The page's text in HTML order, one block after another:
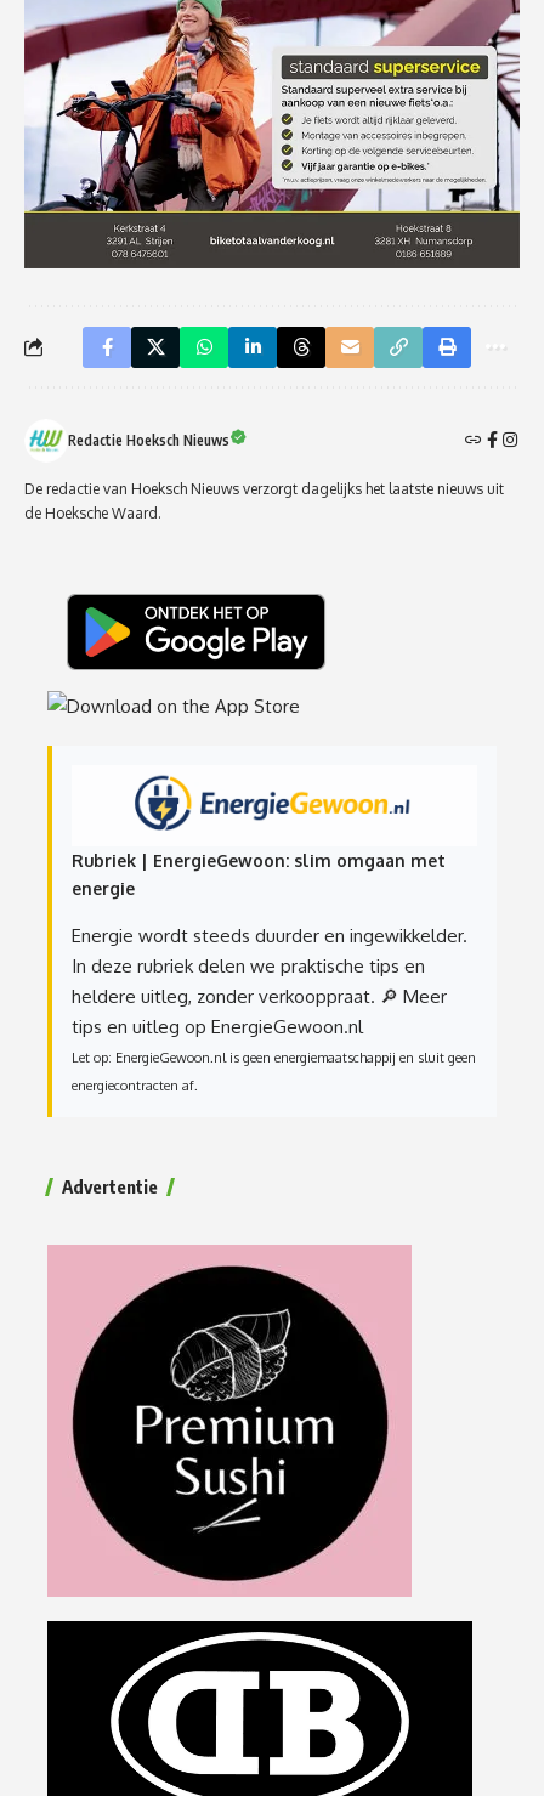
Redactie Hoeksch Nieuws
De redactie van Hoeksch Nieuws verzorgt dagelijks het laatste nieuws uit
de Hoeksche Waard.
Rubriek | EnergieGewoon: slim omgaan met
energie
Energie wordt steeds duurder en ingewikkelder.
In deze rubriek delen we praktische tips en
heldere uitleg, zonder verkooppraat. 🔎 Meer
tips en uitleg op EnergieGewoon.nl
Let op: EnergieGewoon.nl is geen energiemaatschappij en sluit geen
energiecontracten af.
Advertentie